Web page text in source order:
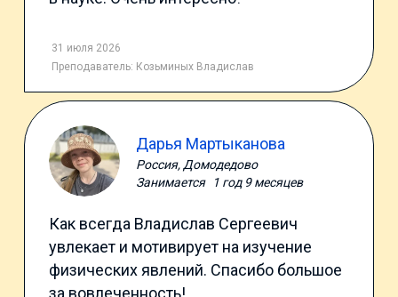
31 июля 2026
Преподаватель: Козьминых Владислав
Дарья Мартыканова
Россия, Домодедово
Занимается
1 год 9 месяцев
Как всегда Владислав Сергеевич
увлекает и мотивирует на изучение
физических явлений. Спасибо большое